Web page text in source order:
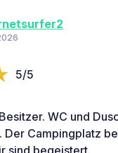
5/5
WC und
Der Campingplatz
sind begeistert.